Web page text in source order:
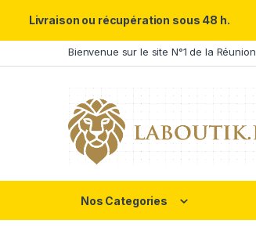
Skip to navigation
Skip to contentBienvenue sur le site N°1 de la Réunion
Nos Categories
Livraison ou récupération sous 48 h.